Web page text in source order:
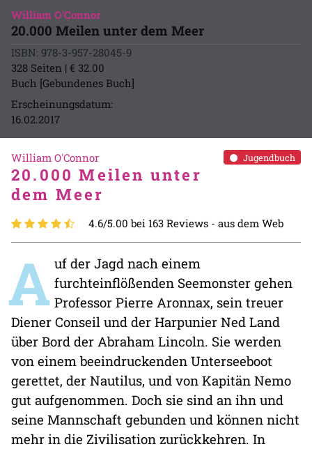
William O'Connor
20.000 Meilen unter dem Meer
ISBN: 978-3-957-28045-9
328 Seiten | € 32.00
Buch [Gebundenes Buch]
Erscheinungsdatum:
16.02.2017
Jugendbuch
William O'Connor
20.000 Meilen unter
dem Meer
4.6/5.00 bei 163 Reviews - aus dem Web
A uf der Jagd nach einem
furchteinflößenden Seemonster gehen
Professor Pierre Aronnax, sein treuer
Diener Conseil und der Harpunier Ned Land
über Bord der Abraham Lincoln. Sie werden
von einem beeindruckenden Unterseeboot
gerettet, der Nautilus, und von Kapitän Nemo
gut aufgenommen. Doch sie sind an ihn und
seine Mannschaft gebunden und können nicht
mehr in die Zivilisation zurückkehren. In